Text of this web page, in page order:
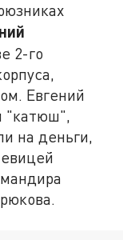
2-го
Евгений
"катюш",
на деньги,